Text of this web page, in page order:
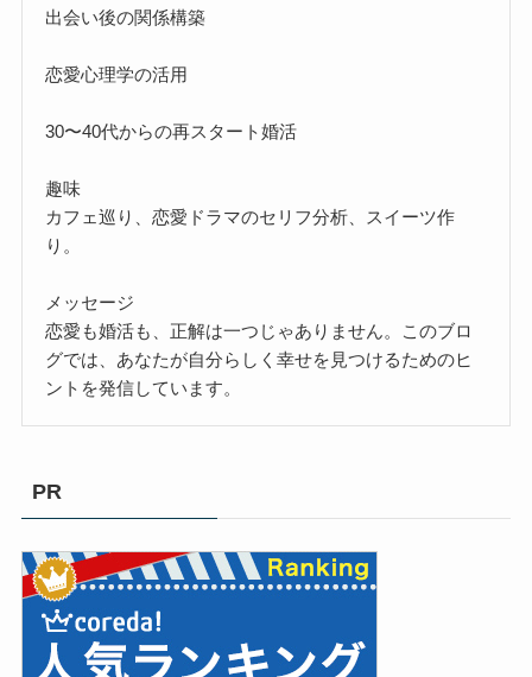
出会い後の関係構築
恋愛心理学の活用
30〜40代からの再スタート婚活
趣味
カフェ巡り、恋愛ドラマのセリフ分析、スイーツ作
り。
メッセージ
恋愛も婚活も、正解は一つじゃありません。このブロ
グでは、あなたが自分らしく幸せを見つけるためのヒ
ントを発信しています。
PR